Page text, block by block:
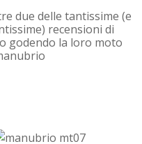
due delle tantissime (e
recensioni di
godendo la loro moto